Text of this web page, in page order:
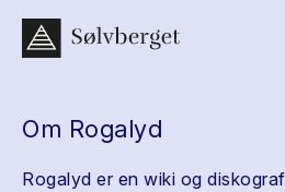
Om Rogalyd
Rogalyd er en wiki og